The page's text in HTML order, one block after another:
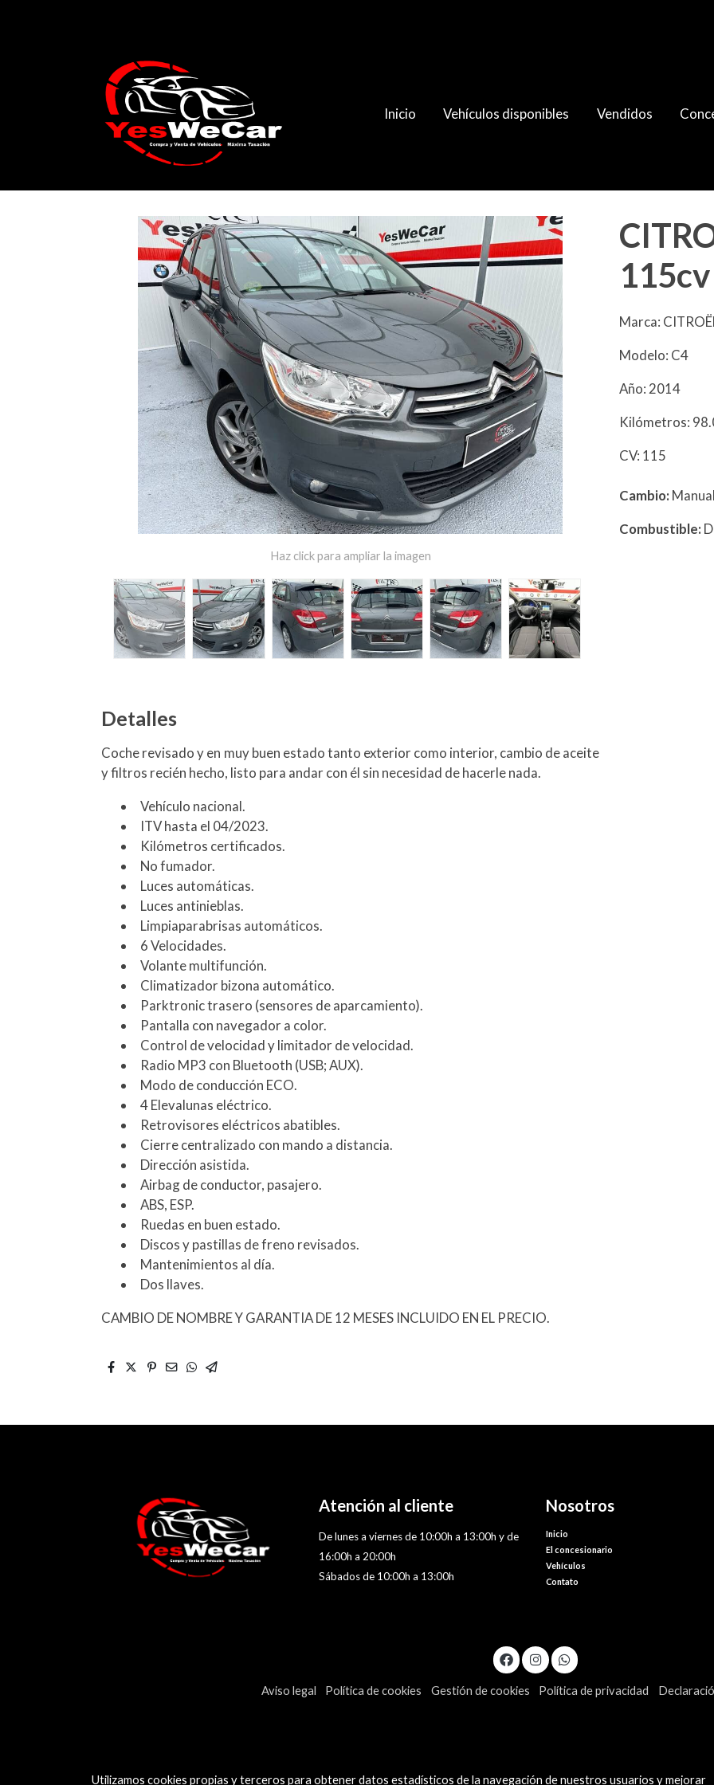
Inicio Vehículos disponibles Vendidos
Catálogo CITROËN C4 1.6 eHDi 115cv Collection
Haz click para ampliar la imagen
Detalles
Coche revisado y en muy buen estado tanto exterior como interior, cambio de aceite
y filtros recién hecho, listo para andar con él sin necesidad de hacerle nada.
Vehículo nacional.
ITV hasta el 04/2023.
Kilómetros certificados.
No fumador.
Luces automáticas.
Luces antinieblas.
Limpiaparabrisas automáticos.
6 Velocidades.
Volante multifunción.
Climatizador bizona automático.
Parktronic trasero (sensores de aparcamiento).
Pantalla con navegador a color.
Control de velocidad y limitador de velocidad.
Radio MP3 con Bluetooth (USB; AUX).
Modo de conducción ECO.
4 Elevalunas eléctrico.
Retrovisores eléctricos abatibles.
Cierre centralizado con mando a distancia.
Dirección asistida.
Airbag de conductor, pasajero.
ABS, ESP.
Ruedas en buen estado.
Discos y pastillas de freno revisados.
Mantenimientos al día.
Dos llaves.
CAMBIO DE NOMBRE Y GARANTIA DE 12 MESES INCLUIDO EN EL PRECIO.
Marca:
Modelo: C4
Año: 2014
Kilómetros:
CV: 115
Cambio: Manual
Combustible:
Atención al cliente
De lunes a viernes de 10:00h a 13:00h y de
16:00h a 20:00h
Sábados de 10:00h a 13:00h
Nosotros
Inicio
El concesionario
Vehículos
Contato
Aviso legal Política de cookies Gestión de cookies Política de privacidad
Utilizamos cookies propias y terceros para obtener datos estadísticos de la navegación de nuestros usuarios y mejorar